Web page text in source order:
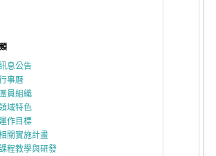
息公告
事曆
員組織
域特色
作目標
關實施計畫
程教學與研發